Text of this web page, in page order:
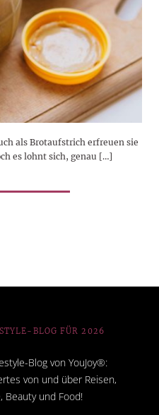
als Brotaufstrich erfreuen sie
es lohnt sich, genau […]
BLOG FÜR 2026
Blog von YouJoy®:
von und über Reisen,
Beauty und Food!